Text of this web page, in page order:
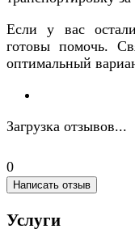
Если у вас
готовы помочь.
оптимальный
Загрузка отзывов...
0
Написать отзыв
Услуги